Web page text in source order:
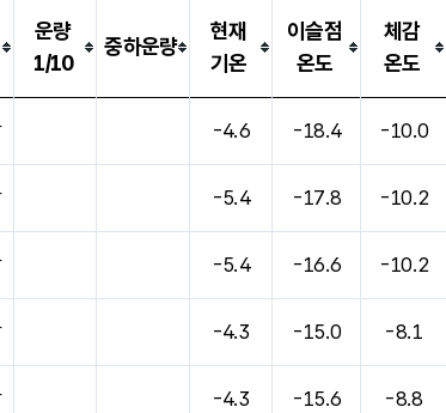
운량
1/10
중하운량
현재
기온
이슬점
온도
체감
온도
-4.6 -18.4 -10.0
-5.4 -17.8 -10.2
-5.4 -16.6 -10.2
-4.3 -15.0 -8.1
-4.3 -15.6 -8.8